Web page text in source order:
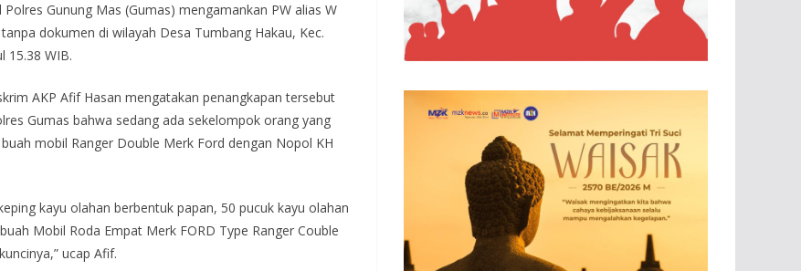
Polres Gunung Mas (Gumas) mengamankan PW alias W
dokumen di wilayah Desa Tumbang Hakau, Kec.
15.38 WIB.
AKP Afif Hasan mengatakan penangkapan tersebut
Gumas bahwa sedang ada sekelompok orang yang
mobil Ranger Double Merk Ford dengan Nopol KH
kayu olahan berbentuk papan, 50 pucuk kayu olahan
Mobil Roda Empat Merk FORD Type Ranger Couble
ucap Afif.